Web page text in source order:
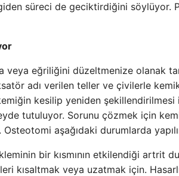
süreci de geciktirdiğini söylüyor.
veya eğriliğini düzeltmenize olanak
adı verilen teller ve çivilerle
kesilip yeniden
tutuluyor. Sorunu çözmek için
aşağıdaki durumlarda
bir kısmının etkilendiği artrit
kısaltmak veya uzatmak için.